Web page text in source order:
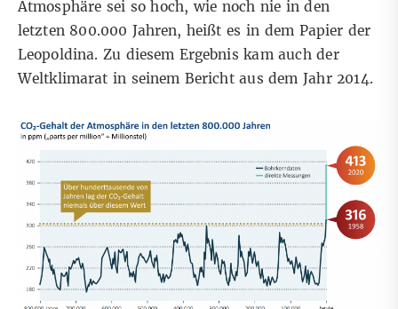
Atmosphäre sei so hoch, wie noch nie in den
letzten 800.000 Jahren, heißt es in dem Papier der
Leopoldina. Zu diesem Ergebnis kam auch der
Weltklimarat in seinem Bericht aus dem Jahr 2014.